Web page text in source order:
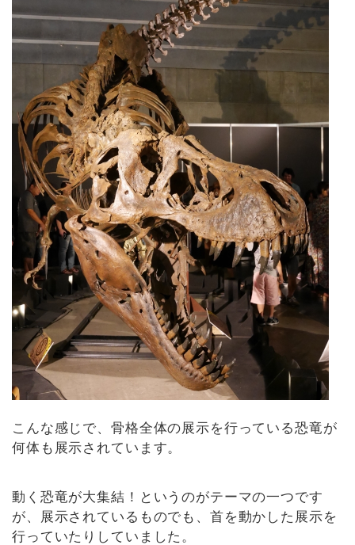
こんな感じで、骨格全体の展示を行っている恐竜が
何体も展示されています。
動く恐竜が大集結！というのがテーマの一つです
が、展示されているものでも、首を動かした展示を
行っていたりしていました。